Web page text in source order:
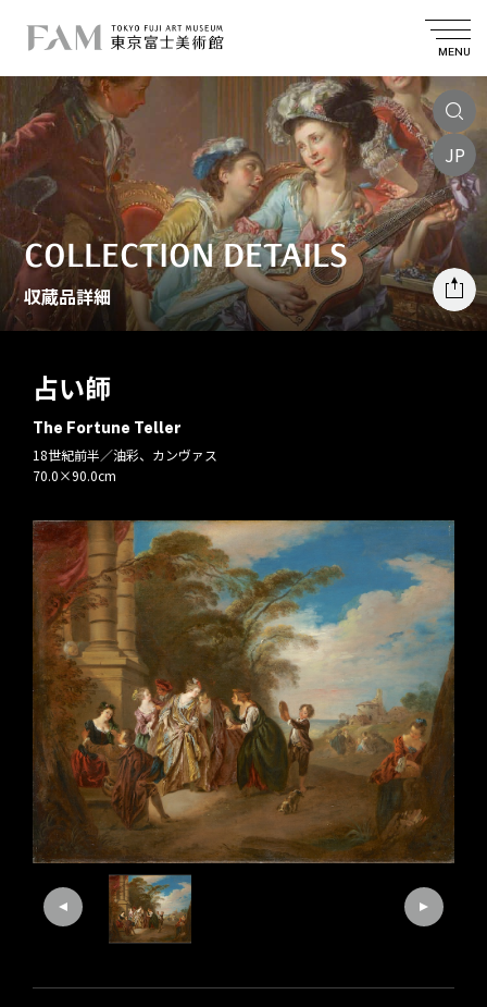
MENU
JP
COLLECTION DETAILS
収蔵品詳細
占い師
The Fortune Teller
18世紀前半／油彩、カンヴァス
70.0×90.0cm